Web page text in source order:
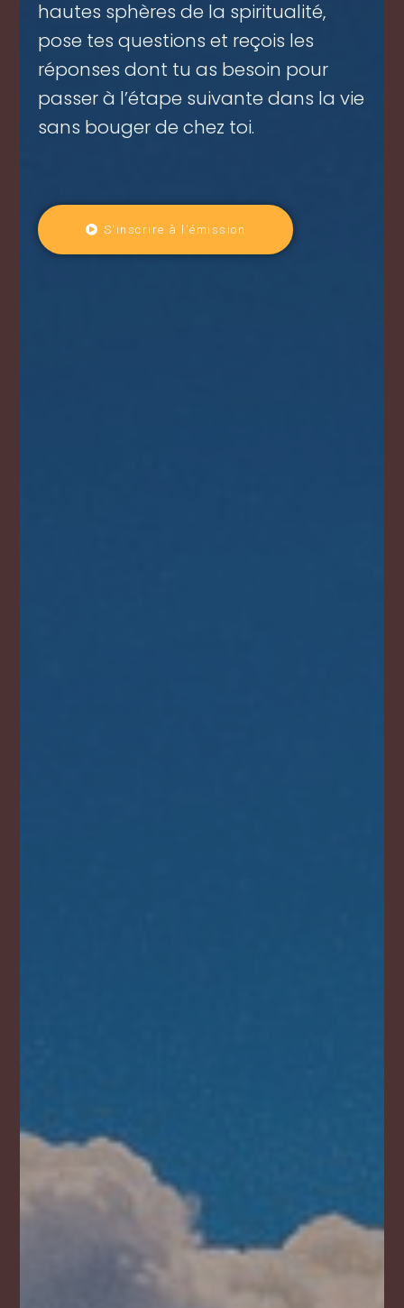
hautes sphères de la spiritualité,
pose tes questions et reçois les
réponses dont tu as besoin pour
passer à l’étape suivante dans la vie
sans bouger de chez toi.
S'inscrire à l'émission